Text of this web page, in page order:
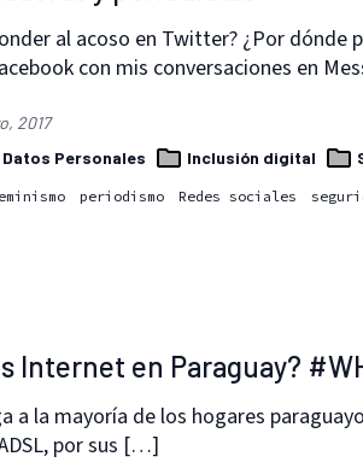
al acoso en Twitter? ¿Por dónde
con mis conversaciones en
2017
Datos Personales Inclusión digital
periodismo Redes sociales
Internet en Paraguay?
a la mayoría de los hogares
por sus […]